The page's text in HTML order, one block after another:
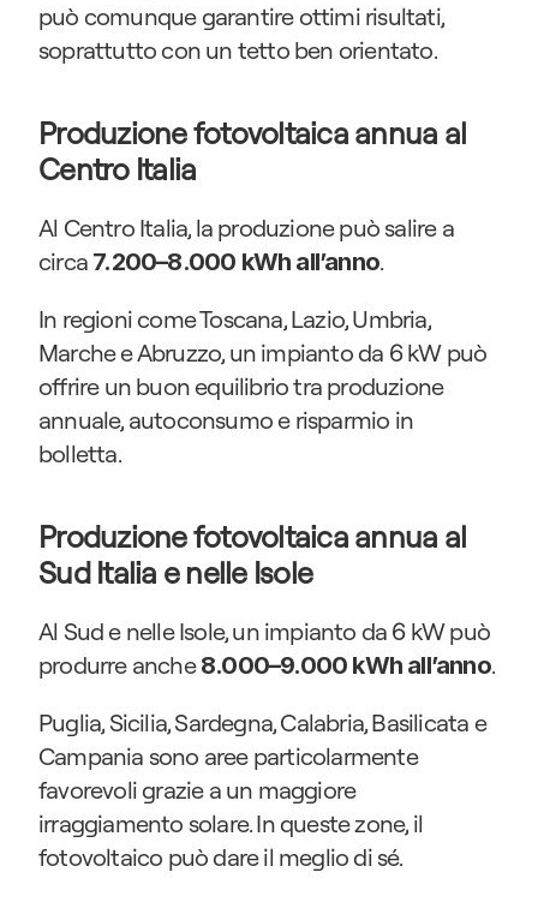
può comunque garantire ottimi risultati,
soprattutto con un tetto ben orientato.
Produzione fotovoltaica annua al
Centro Italia
Al Centro Italia, la produzione può salire a
circa 7.200–8.000 kWh all’anno.
In regioni come Toscana, Lazio, Umbria,
Marche e Abruzzo, un impianto da 6 kW può
offrire un buon equilibrio tra produzione
annuale, autoconsumo e risparmio in
bolletta.
Produzione fotovoltaica annua al
Sud Italia e nelle Isole
Al Sud e nelle Isole, un impianto da 6 kW può
produrre anche 8.000–9.000 kWh all’anno.
Puglia, Sicilia, Sardegna, Calabria, Basilicata e
Campania sono aree particolarmente
favorevoli grazie a un maggiore
irraggiamento solare. In queste zone, il
fotovoltaico può dare il meglio di sé.